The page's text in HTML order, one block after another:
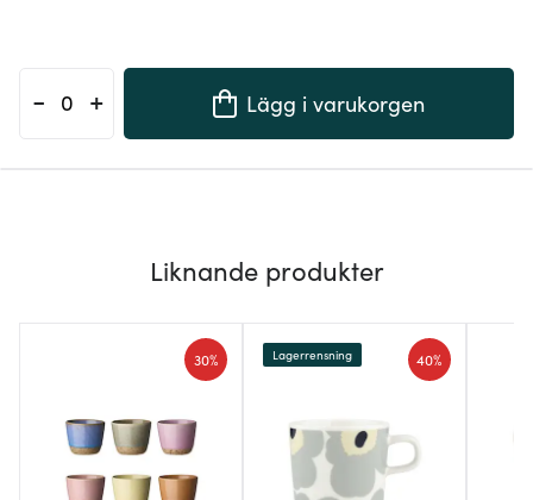
- + Lägg i varukorgen
Liknande produkter
30% 40%
Lagerrensning